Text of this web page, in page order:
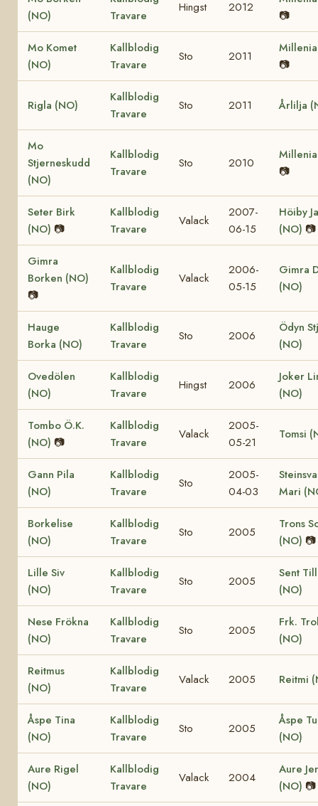
(NO)
Travare
Hingst 2012
📷
Mo Komet
(NO)
Kallblodig
Travare
Sto 2011
📷
Rigla (NO)
Kallblodig
Travare
Sto 2011 Årlilja
Mo
Stjerneskudd
(NO)
Kallblodig
Travare
Sto 2010
📷
Seter Birk
(NO) 📷
Kallblodig
Travare
Valack
2007-
06-15
Höiby
(NO) 📷
Gimra
Borken (NO)
📷
Kallblodig
Travare
Valack
2006-
05-15
Gimra
(NO)
Hauge
Borka (NO)
Kallblodig
Travare
Sto 2006
Ödyn
(NO)
Ovedölen
(NO)
Kallblodig
Travare
Hingst 2006
Joker
(NO)
Tombo Ö.K.
(NO) 📷
Kallblodig
Travare
Valack
2005-
05-21
Tomsi
Gann Pila
(NO)
Kallblodig
Travare
Sto
2005-
04-03
Mari
Borkelise
(NO)
Kallblodig
Travare
Sto 2005
Trons
(NO) 📷
Lille Siv
(NO)
Kallblodig
Travare
Sto 2005
Sent
(NO)
Nese Frökna
(NO)
Kallblodig
Travare
Sto 2005
Frk.
(NO)
Reitmus
(NO)
Kallblodig
Travare
Valack 2005 Reitmi
Åspe Tina
(NO)
Kallblodig
Travare
Sto 2005
Åspe
(NO)
Aure Rigel
(NO)
Kallblodig
Travare
Valack 2004
Aure
(NO) 📷